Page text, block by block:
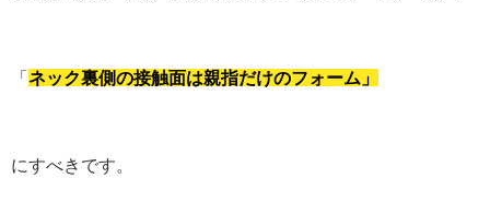
「ネック裏側の接触面は親指だけのフォーム」
にすべきです。